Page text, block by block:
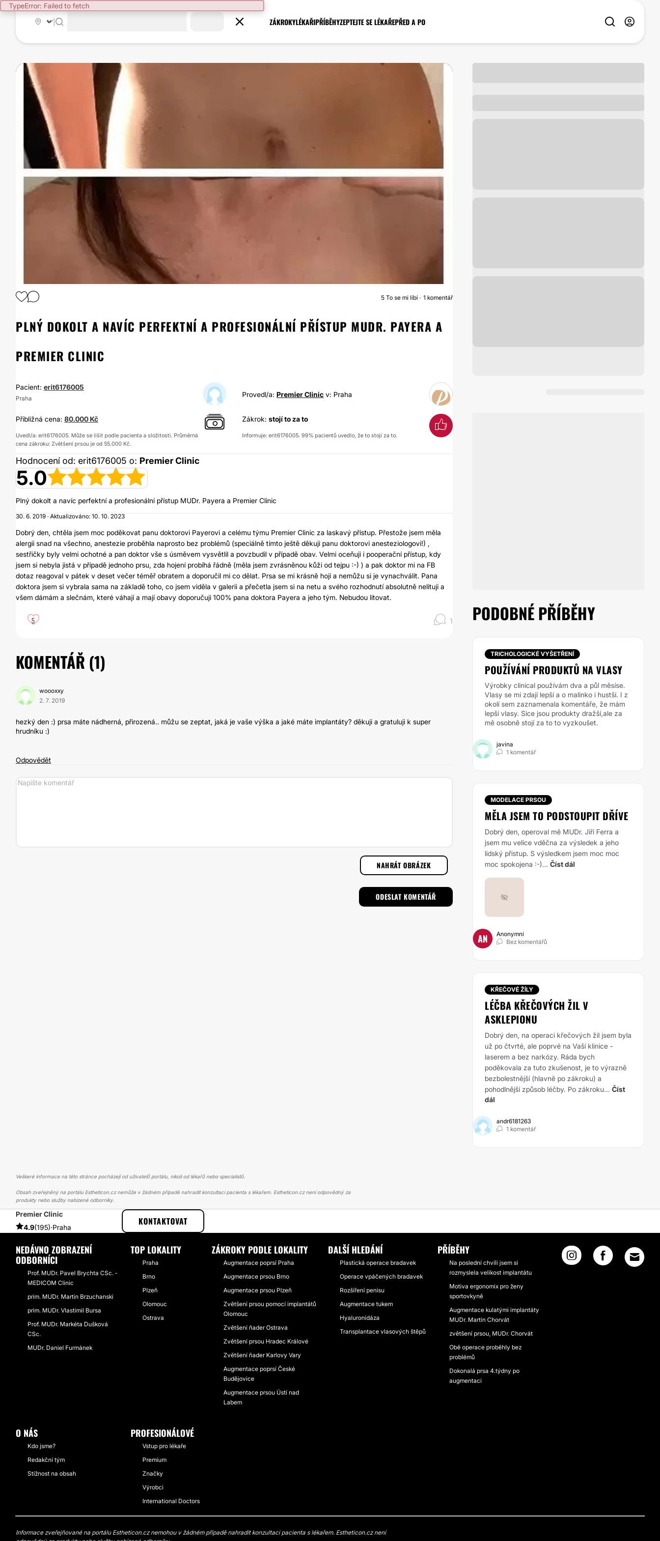
TypeError: Failed to fetch
ZÁKROKYLÉKAŘIPŘÍBĚHYZEPTEJTE SE LÉKAŘEPŘED A PO
ZVĚTŠENÍ PRSOU
5 To se mi líbí 1 komentář
PLNÝ DOKOLT A NAVÍC PERFEKTNÍ A PROFESIONÁLNÍ PŘÍSTUP MUDR. PAYERA A
PREMIER CLINIC
Pacient: erit6176005
Praha Provedl/a: Premier Clinic v: Praha
Přibližná cena: 80.000 Kč
Uvedl/a: erit6176005. Může se lišit podle pacienta a složitosti. Průměrná
cena zákroku: Zvětšení prsou je od 55.000 Kč.
Zákrok: stojí to za to
Informuje: erit6176005. 99% pacientů uvedlo, že to stojí za to.
Hodnocení od: erit6176005 o: Premier Clinic
5.0
Plný dokolt a navíc perfektní a profesionální přístup MUDr. Payera a Premier Clinic
30. 6. 2019 · Aktualizováno: 10. 10. 2023
Dobrý den, chtěla jsem moc poděkovat panu doktorovi Payerovi a celému týmu Premier Clinic za laskavý přístup. Přestože jsem měla
alergii snad na všechno, anestezie proběhla naprosto bez problémů (speciálně tímto ještě děkuji panu doktorovi anesteziologovi!) ,
sestřičky byly velmi ochotné a pan doktor vše s úsměvem vysvětlil a povzbudil v případě obav. Velmi oceňuji i pooperační přístup, kdy
jsem si nebyla jistá v případě jednoho prsu, zda hojení probíhá řádně (měla jsem zvrásněnou kůži od tejpu :-) ) a pak doktor mi na FB
dotaz reagoval v pátek v deset večer téměř obratem a doporučil mi co dělat. Prsa se mi krásně hojí a nemůžu si je vynachválit. Pana
doktora jsem si vybrala sama na základě toho, co jsem viděla v galerii a přečetla jsem si na netu a svého rozhodnutí absolutně nelituji a
všem dámám a slečnám, které váhají a mají obavy doporučuji 100% pana doktora Payera a jeho tým. Nebudou litovat.
5 1
KOMENTÁŘ (1)
woooxxy
2. 7. 2019
hezký den :) prsa máte nádherná, přirozená.. můžu se zeptat, jaká je vaše výška a jaké máte implantáty? děkuji a gratuluji k super
hrudníku :)
Odpovědět
NAHRÁT OBRÁZEK
PODOBNÉ PŘÍBĚHY
TRICHOLOGICKÉ VYŠETŘENÍ
POUŽÍVÁNÍ PRODUKTŮ NA VLASY
Výrobky clinical používám dva a půl měsíse.
Vlasy se mi zdají lepší a o malinko i hustší. I z
okolí sem zaznamenala komentáře, že mám
lepší vlasy. Sice jsou produkty dražší,ale za
mě osobně stojí za to to vyzkoušet.
javina
1 komentář
MODELACE PRSOU
MĚLA JSEM TO PODSTOUPIT DŘÍVE
Dobrý den, operoval mě MUDr. Jiří Ferra a
jsem mu velice vděčna za výsledek a jeho
lidský přistup. S výsledkem jsem moc moc
moc spokojena :-)... Číst dál
AN
Anonymní
Bez komentářů
KŘEČOVÉ ŽÍLY
LÉČBA KŘEČOVÝCH ŽIL V
ASKLEPIONU
Dobrý den, na operaci křečových žil jsem byla
už po čtvrté, ale poprvé na Vaší klinice -
laserem a bez narkózy. Ráda bych
poděkovala za tuto zkušenost, je to výrazně
bezbolestnější (hlavně po zákroku) a
pohodlnější způsob léčby. Po zákroku... Číst
dál
andr6181263
1 komentář
Veškeré informace na této stránce pocházejí od uživatelů portálu, nikoli od lékařů nebo specialistů.
Obsah zveřejněný na portálu Estheticon.cz nemůže v žádném případě nahradit konzultaci pacienta s lékařem. Estheticon.cz není odpovědný za
produkty nebo služby nabízené odborníky.
Premier Clinic
4.9(195)·Praha
KONTAKTOVAT
ESTHETICON PŘÍBĚHY PŘÍBĚHY TÝKAJÍCÍ SE ZÁKROKU ZVĚTŠENÍ PRSOU
NEDÁVNO ZOBRAZENÍ
ODBORNÍCI
Prof. MUDr. Pavel Brychta CSc. -
MEDICOM Clinic
prim. MUDr. Martin Brzuchanski
prim. MUDr. Vlastimil Bursa
Prof. MUDr. Markéta Dušková
CSc.
MUDr. Daniel Furmánek
TOP LOKALITY
Praha
Brno
Plzeň
Olomouc
Ostrava
ZÁKROKY PODLE LOKALITY
Augmentace poprsí Praha
Augmentace prsou Brno
Augmentace prsou Plzeň
Zvětšení prsou pomocí implantátů
Olomouc
Zvětšení ňader Ostrava
Zvětšení prsou Hradec Králové
Zvětšení ňader Karlovy Vary
Augmentace poprsí České
Budějovice
Augmentace prsou Ústí nad
Labem
DALŠÍ HLEDÁNÍ
Plastická operace bradavek
Operace vpáčených bradavek
Rozšíření penisu
Augmentace tukem
Hyaluronidáza
Transplantace vlasových štěpů
PŘÍBĚHY
Na poslední chvíli jsem si
rozmyslela velikost implantátu
Motiva ergonomix pro ženy
sportovkyně
Augmentace kulatými implantáty
MUDr. Martin Chorvát
zvětšení prsou, MUDr. Chorvát
Obě operace proběhly bez
problémů
Dokonalá prsa 4.týdny po
augmentaci
O NÁS
Kdo jsme?
Redakční tým
Stížnost na obsah
PROFESIONÁLOVÉ
Vstup pro lékaře
Premium
Značky
Výrobci
International Doctors
Informace zveřejňované na portálu Estheticon.cz nemohou v žádném případě nahradit konzultaci pacienta s lékařem. Estheticon.cz není